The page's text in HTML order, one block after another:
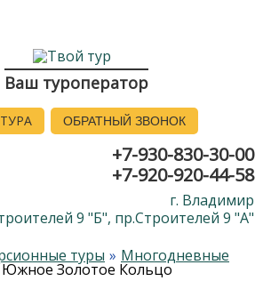
Ваш туроператор
ОБРАТНЫЙ ЗВОНОК
+7-930-830-30-00
+7-920-920-44-58
г. Владимир
9 "Б", пр.Строителей 9 "А"
туры Многодневные
Южное Золотое Кольцо